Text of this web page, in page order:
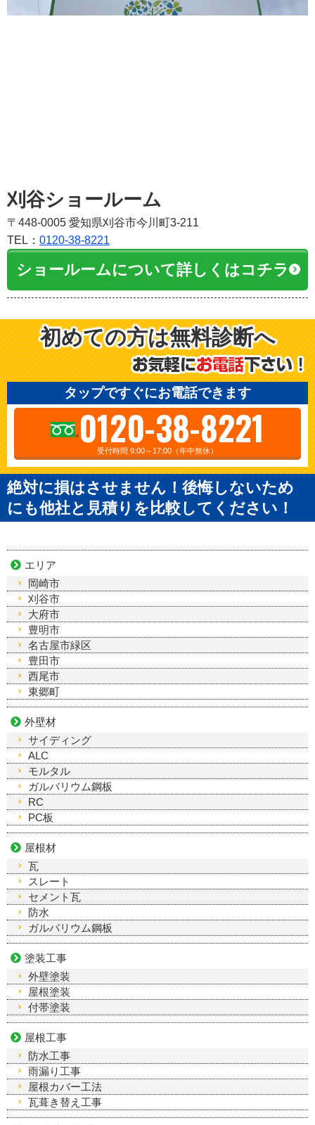
刈谷ショールーム
〒448-0005 愛知県刈谷市今川町3-211
TEL： 0120-38-8221
ショールームについて詳しくはコチラ
初めての方は無料診断へ
タップですぐにお電話できます
0120-38-8221
受付時間 9:00～17:00（年中無休）
絶対に損はさせません！後悔しないため
にも他社と見積りを比較してください！
エリア
岡崎市
刈谷市
大府市
豊明市
名古屋市緑区
豊田市
西尾市
東郷町
外壁材
サイディング
ALC
モルタル
ガルバリウム鋼板
RC
PC板
屋根材
瓦
スレート
セメント瓦
防水
ガルバリウム鋼板
塗装工事
外壁塗装
屋根塗装
付帯塗装
屋根工事
防水工事
雨漏り工事
屋根カバー工法
瓦葺き替え工事